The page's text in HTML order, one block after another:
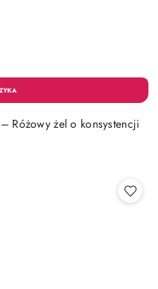
Różowy żel o konsystencji